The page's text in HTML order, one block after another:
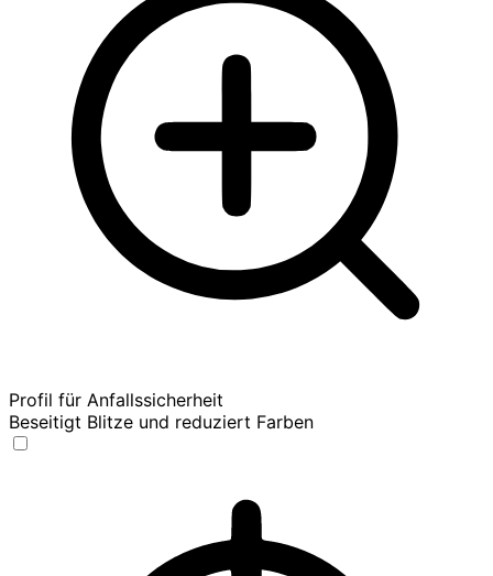
Profil für Anfallssicherheit
Beseitigt Blitze und reduziert Farben